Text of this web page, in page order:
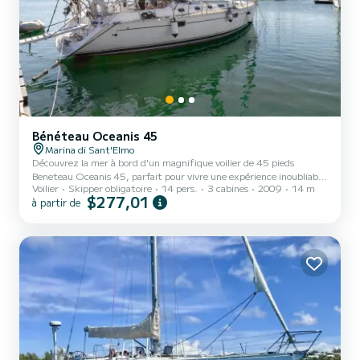
Bénéteau Oceanis 45
Marina di Sant'Elmo
Découvrez la mer à bord d'un magnifique voilier de 45 pieds
Beneteau Oceanis 45, parfait pour vivre une expérience inoubliable
entre détente, nature et amusement. Nous proposons des visites
de 4 ou 8 heures le long de la côte, avec des arrêts dans des criques
À bord, vous trouverez : Salon spacieux et accueillant, Salle de
bain, Spacieux bain de soleil pour vo...
Voilier Skipper obligatoire 14 pers. 3 cabines 2009 14 m
à partir de $277,01